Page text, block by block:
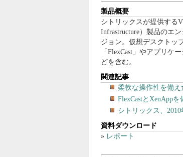
製品概要
シトリックスが提供する
Infrastructure）製品のエ
ジョン。仮想デスクトッ
「FlexCast」やアプリケ
どを含む。
関連記事
柔軟な操作性を備え
FlexCastとXenApp
シトリックス、
資料ダウンロード
» レポート